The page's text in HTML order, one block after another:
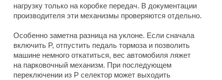
нагрузку только на коробке передач. В документации
производителя эти механизмы проверяются отдельно.
Особенно заметна разница на уклоне. Если сначала
включить P, отпустить педаль тормоза и позволить
машине немного откатиться, вес автомобиля ляжет
на парковочный механизм. При последующем
переключении из P селектор может выходить